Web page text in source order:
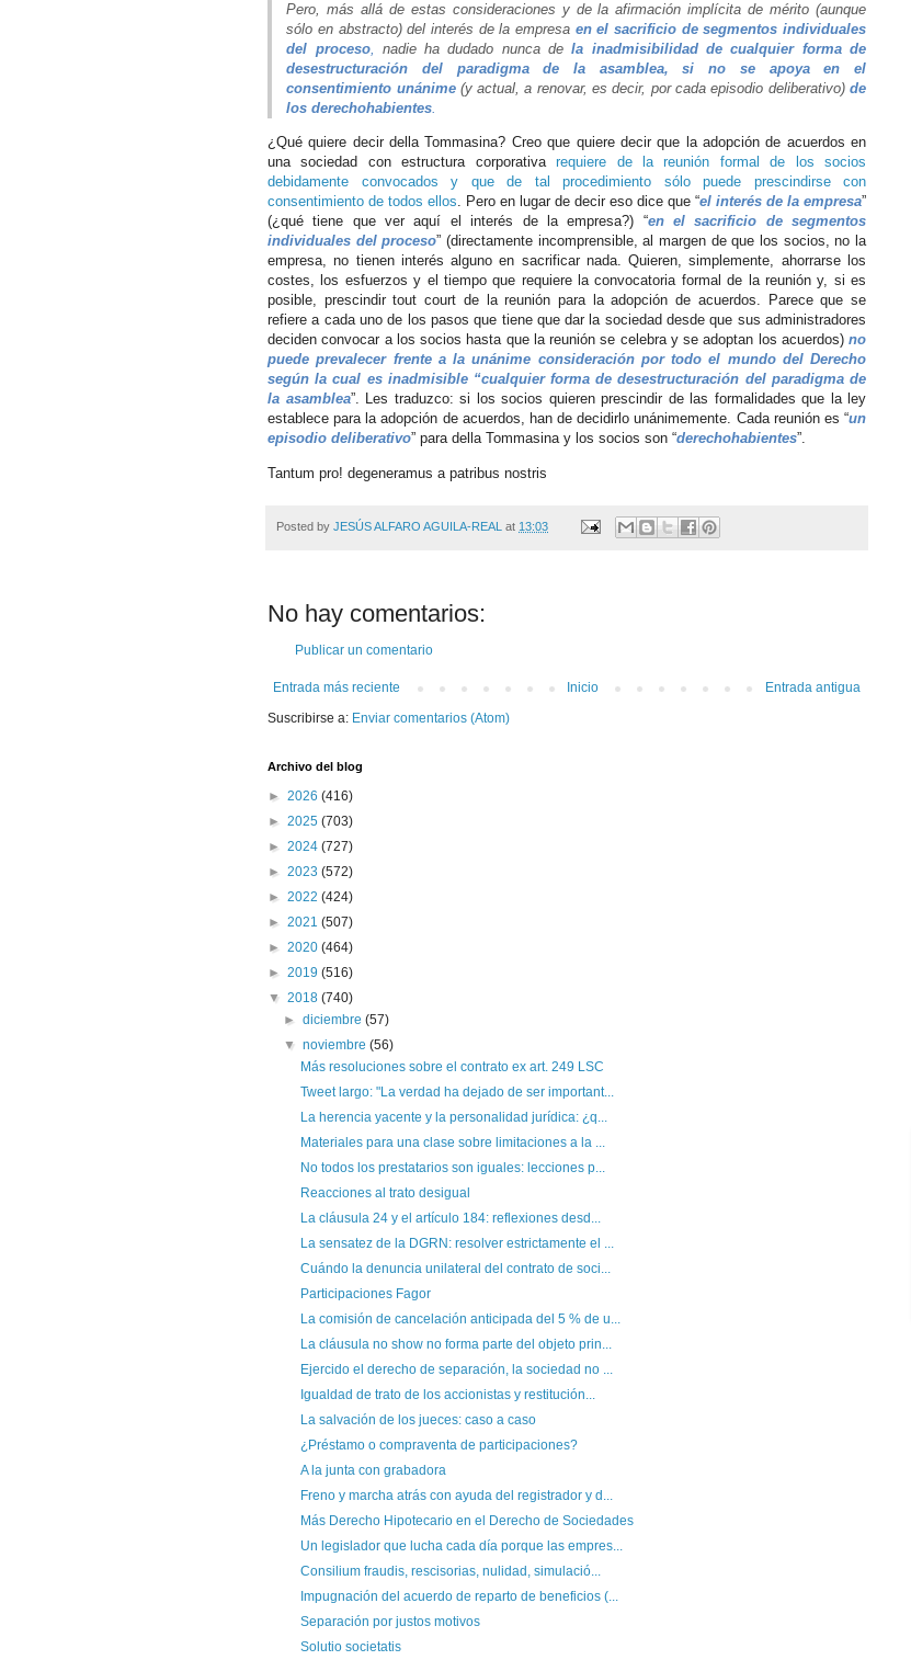
Pero, más allá de estas consideraciones y de la afirmación implícita de mérito (aunque
sólo en abstracto) del interés de la empresa en el sacrificio de segmentos individuales
del proceso, nadie ha dudado nunca dela inadmisibilidad de cualquier forma de
desestructuración del paradigma de la asamblea, si no se apoya en el
consentimiento unánime(y actual, a renovar, es decir, por cada episodio deliberativo)de
los derechohabientes.
¿Qué quiere decir della Tommasina? Creo que quiere decir que la adopción de acuerdos en
una sociedad con estructura corporativarequiere de la reunión formal de los socios
debidamente convocados y que de tal procedimiento sólo puede prescindirse con
consentimiento de todos ellos. Pero en lugar de decir eso dice que “el interés de la empresa”
(¿qué tiene que ver aquí el interés de la empresa?) “en el sacrificio de segmentos
individuales del proceso” (directamente incomprensible, al margen de que los socios, no la
empresa, no tienen interés alguno en sacrificar nada. Quieren, simplemente, ahorrarse los
costes, los esfuerzos y el tiempo que requiere la convocatoria formal de la reunión y, si es
posible, prescindir tout court de la reunión para la adopción de acuerdos. Parece que se
refiere a cada uno de los pasos que tiene que dar la sociedad desde que sus administradores
deciden convocar a los socios hasta que la reunión se celebra y se adoptan los acuerdos) no
puede prevalecer frente a la unánime consideración por todo el mundo del Derecho
según la cual es inadmisible “cualquier forma de desestructuración del paradigma de
la asamblea”. Les traduzco: si los socios quieren prescindir de las formalidades que la ley
establece para la adopción de acuerdos, han de decidirlo unánimemente. Cada reunión es “un
episodio deliberativo” para della Tommasina y los socios son “derechohabientes”.
Tantum pro! degeneramus a patribus nostris
Posted by JESÚS ALFARO AGUILA-REAL at 13:03
No hay comentarios:
Publicar un comentario
Entrada más reciente Entrada antigua
Inicio
Suscribirse a: Enviar comentarios (Atom)
Archivo del blog
► 2026 (416)
► 2025 (703)
► 2024 (727)
► 2023 (572)
► 2022 (424)
► 2021 (507)
► 2020 (464)
► 2019 (516)
▼ 2018 (740)
►diciembre(57)
▼noviembre(56)
Más resoluciones sobre el contrato ex art. 249 LSC
Tweet largo: "La verdad ha dejado de ser important...
La herencia yacente y la personalidad jurídica: ¿q...
Materiales para una clase sobre limitaciones a la ...
No todos los prestatarios son iguales: lecciones p...
Reacciones al trato desigual
La cláusula 24 y el artículo 184: reflexiones desd...
La sensatez de la DGRN: resolver estrictamente el ...
Cuándo la denuncia unilateral del contrato de soci...
Participaciones Fagor
La comisión de cancelación anticipada del 5 % de u...
La cláusula no show no forma parte del objeto prin...
Ejercido el derecho de separación, la sociedad no ...
Igualdad de trato de los accionistas y restitución...
La salvación de los jueces: caso a caso
¿Préstamo o compraventa de participaciones?
A la junta con grabadora
Freno y marcha atrás con ayuda del registrador y d...
Más Derecho Hipotecario en el Derecho de Sociedades
Un legislador que lucha cada día porque las empres...
Consilium fraudis, rescisorias, nulidad, simulació...
Impugnación del acuerdo de reparto de beneficios (...
Separación por justos motivos
Solutio societatis